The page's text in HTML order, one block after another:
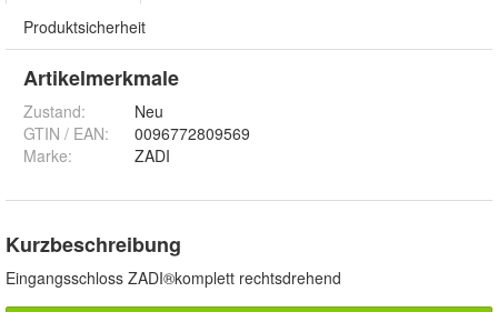
Produktsicherheit
Artikelmerkmale
Zustand:
Neu
GTIN / EAN:
0096772809569
Marke:
ZADI
Kurzbeschreibung
Eingangsschloss ZADI®komplett rechtsdrehend